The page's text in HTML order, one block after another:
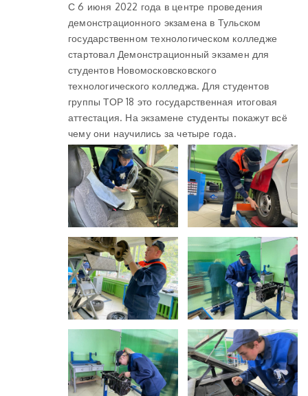
С 6 июня 2022 года в центре проведения
демонстрационного экзамена в Тульском
государственном технологическом колледже
стартовал Демонстрационный экзамен для
студентов Новомосковсковского
технологического колледжа. Для студентов
группы ТОР 18 это государственная итоговая
аттестация. На экзамене студенты покажут всё
чему они научились за четыре года.